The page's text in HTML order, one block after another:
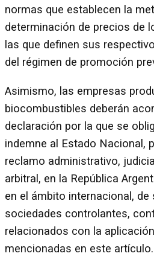
normas que establecen la
determinación de precios de
las que definen sus
del régimen de promoción
Asimismo, las empresas
biocombustibles deberán
declaración por la que se
indemne al Estado Nacional,
reclamo administrativo,
arbitral, en la República
en el ámbito internacional,
sociedades controlantes,
relacionados con la
mencionadas en este artículo.